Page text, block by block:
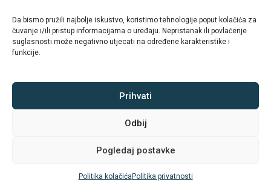
Da bismo pružili najbolje iskustvo, koristimo tehnologije poput kolačića za
čuvanje i/ili pristup informacijama o uređaju. Nepristanak ili povlačenje
suglasnosti može negativno utjecati na određene karakteristike i
funkcije.
Prihvati
Odbij
Pogledaj postavke
Politika kolačića Politika privatnosti
Radno vrijeme:
PON-PET: 08-19h
NED: Ne radimo
Sva prava zadržava © Autodrive